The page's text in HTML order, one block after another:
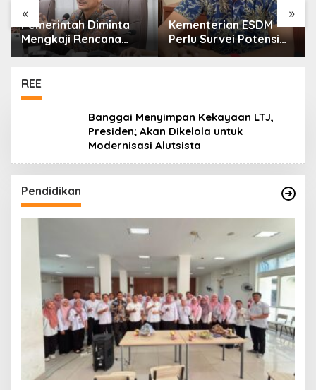
« »
Kementerian ESDM
Perlu Survei Potensi
Helium di Sesar Palu-
untuk Mendukung
Industri Teknologi
Prof Hanief Ghafur:
Ketua Umum PBNU
Harus Diseleksi Ahwa
REE
Banggai Menyimpan Kekayaan LTJ,
Presiden; Akan Dikelola untuk
Modernisasi Alutsista
Pendidikan